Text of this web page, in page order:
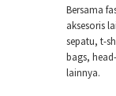
Bersama
aksesoris
sepatu, t-
bags,
lainnya.